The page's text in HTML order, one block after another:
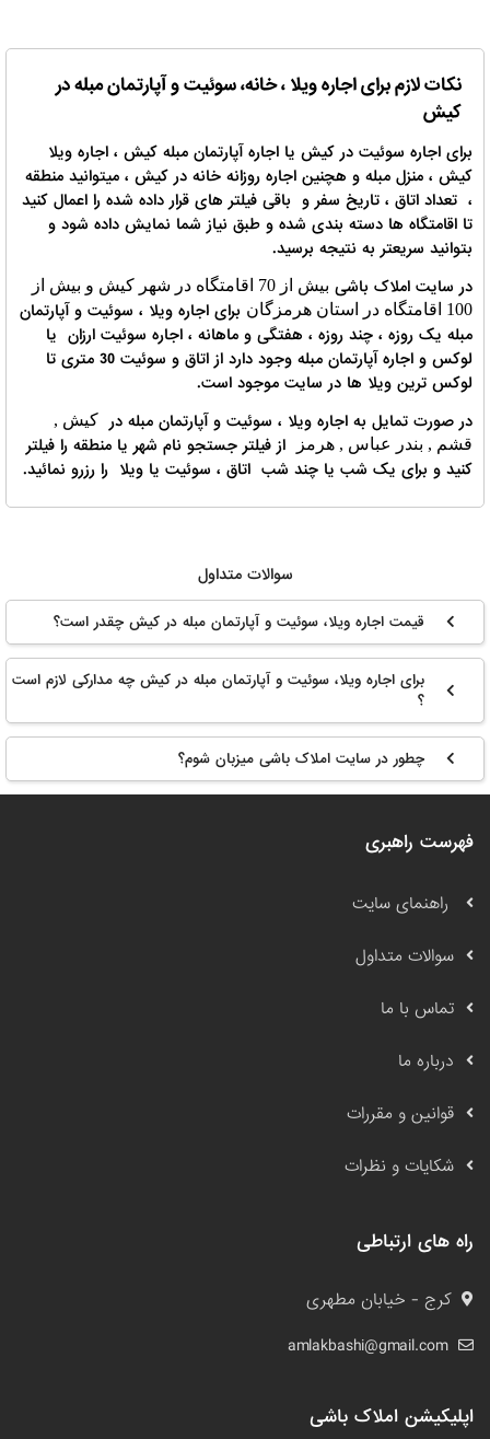
نکات لازم برای اجاره ویلا ، خانه، سوئیت و آپارتمان مبله در
کیش
برای اجاره سوئیت در کیش یا اجاره آپارتمان مبله کیش ، اجاره ویلا
کیش ، منزل مبله و هچنین اجاره روزانه خانه در کیش ، میتوانید منطقه
، تعداد اتاق ، تاریخ سفر و باقی فیلتر های قرار داده شده را اعمال کنید
تا اقامتگاه ها دسته بندی شده و طبق نیاز شما نمایش داده شود و
بتوانید سریعتر به نتیجه برسید.
در سایت املاک باشی
بیش از 70 اقامتگاه در شهر کیش و بیش از
100 اقامتگاه در استان هرمزگان
برای اجاره ویلا ، سوئیت و آپارتمان
مبله یک روزه ، چند روزه ، هفتگی و ماهانه ، اجاره سوئیت ارزان یا
لوکس و اجاره آپارتمان مبله وجود دارد از اتاق و سوئیت 30 متری تا
لوکس ترین ویلا ها در سایت موجود است.
در صورت تمایل به اجاره ویلا ، سوئیت و آپارتمان مبله در
کیش ,
قشم , بندر عباس , هرمز
از فیلتر جستجو نام شهر یا منطقه را فیلتر
کنید و برای یک شب یا چند شب اتاق ، سوئیت یا ویلا را رزرو نمائید.
سوالات متداول
قیمت اجاره ویلا، سوئیت و آپارتمان مبله در کیش چقدر است؟
برای اجاره ویلا، سوئیت و آپارتمان مبله در کیش چه مدارکی لازم است
؟
چطور در سایت املاک باشی میزبان شوم؟
فهرست راهبری
راهنمای سایت
سوالات متداول
تماس با ما
درباره ما
قوانین و مقررات
شکایات و نظرات
راه های ارتباطی
کرج - خیابان مطهری
amlakbashi@gmail.com
اپلیکیشن املاک باشی